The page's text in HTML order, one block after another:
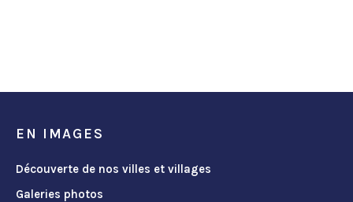
EN IMAGES
Découverte de nos villes et villages
Galeries photos